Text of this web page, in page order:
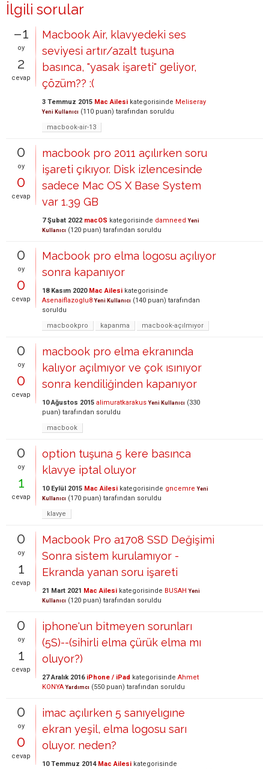
İlgili sorular
–1
oy
2
cevap
Macbook Air, klavyedeki ses
seviyesi artır/azalt tuşuna
basınca, "yasak işareti" geliyor,
çözüm?? :(
3 Temmuz 2015 Mac Ailesi kategorisinde Meliseray
Yeni Kullanıcı (110 puan) tarafından soruldu
macbook-air-13
0
oy
0
cevap
macbook pro 2011 açılırken soru
işareti çıkıyor. Disk izlencesinde
sadece Mac OS X Base System
var 1.39 GB
7 Şubat 2022 macOS kategorisinde damneed Yeni
Kullanıcı (120 puan) tarafından soruldu
0
oy
0
cevap
Macbook pro elma logosu açılıyor
sonra kapanıyor
18 Kasım 2020 Mac Ailesi kategorisinde
Asenaiflazoglu8 Yeni Kullanıcı (140 puan) tarafından
soruldu
macbookpro
kapanma macbook-açılmıyor
0
oy
0
cevap
macbook pro elma ekranında
kalıyor açılmıyor ve çok ısınıyor
sonra kendiliğinden kapanıyor
10 Ağustos 2015 alimuratkarakus Yeni Kullanıcı (330
puan) tarafından soruldu
macbook
0
oy
1
cevap
option tuşuna 5 kere basınca
klavye iptal oluyor
10 Eylül 2015 Mac Ailesi kategorisinde gncemre Yeni
Kullanıcı (170 puan) tarafından soruldu
klavye
0
oy
1
cevap
Macbook Pro a1708 SSD Değişimi
Sonra sistem kurulamıyor -
Ekranda yanan soru işareti
21 Mart 2021 Mac Ailesi kategorisinde BUSAH Yeni
Kullanıcı (120 puan) tarafından soruldu
0
oy
1
cevap
iphone'un bitmeyen sorunları
(5S)--(sihirli elma çürük elma mı
oluyor?)
27 Aralık 2016 iPhone / iPad kategorisinde Ahmet
KONYA Yardımcı (550 puan) tarafından soruldu
0
oy
0
cevap
imac açılırken 5 sanıyelıgıne
ekran yeşil, elma logosu sarı
oluyor. neden?
10 Temmuz 2014 Mac Ailesi kategorisinde